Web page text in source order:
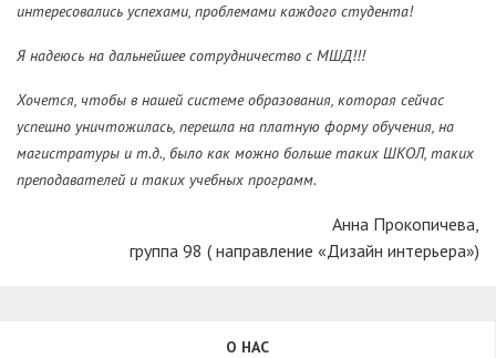
интересовались успехами, проблемами каждого студента!
Я надеюсь на дальнейшее сотрудничество с МШД!!!
Хочется, чтобы в нашей системе образования, которая сейчас
успешно уничтожилась, перешла на платную форму обучения, на
магистратуры и т.д., было как можно больше таких ШКОЛ, таких
преподавателей и таких учебных программ.
Анна Прокопичева,
группа 98 ( направление «Дизайн интерьера»)
О НАС